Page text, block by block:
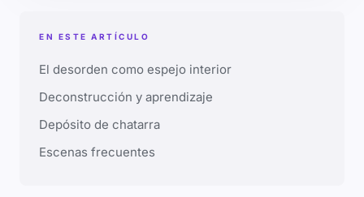
EN ESTE ARTÍCULO
El desorden como espejo interior
Deconstrucción y aprendizaje
Depósito de chatarra
Escenas frecuentes